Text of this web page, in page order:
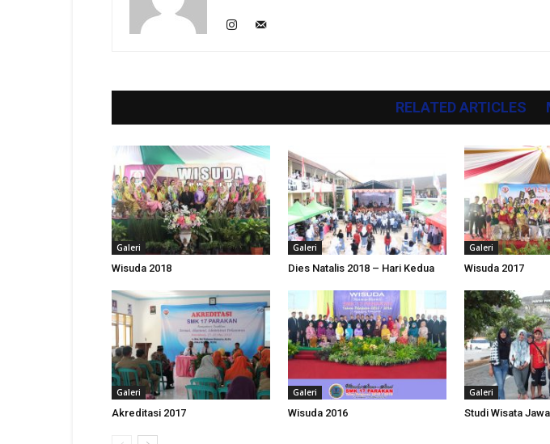
RELATED ARTICLES
Galeri
Wisuda 2018
Galeri
Dies Natalis 2018 – Hari Kedua
Galeri
Wisuda 2017
Galeri
Akreditasi 2017
Galeri
Wisuda 2016
Galeri
Studi Wisata